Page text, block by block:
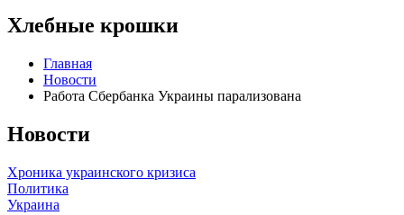
Хлебные крошки
Главная
Новости
Работа Сбербанка Украины парализована
Новости
Хроника украинского кризиса
Политика
Украина